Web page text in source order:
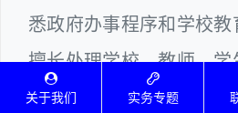
悉政府办事程序和学校
擅长处理学校、教师、
教育培训机构各类典型
关于我们 实务专题